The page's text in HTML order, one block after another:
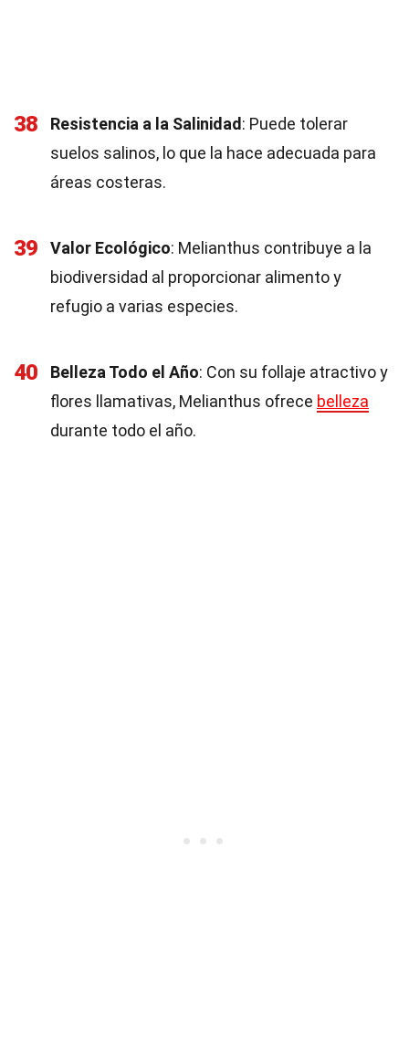
38 Resistencia a la Salinidad : Puede tolerar
suelos salinos, lo que la hace adecuada para
áreas costeras.
39 Valor Ecológico: Melianthus contribuye a la
biodiversidad al proporcionar alimento y
refugio a varias especies.
40 Belleza Todo el Año: Con su follaje atractivo y
flores llamativas, Melianthus ofrece belleza
durante todo el año.